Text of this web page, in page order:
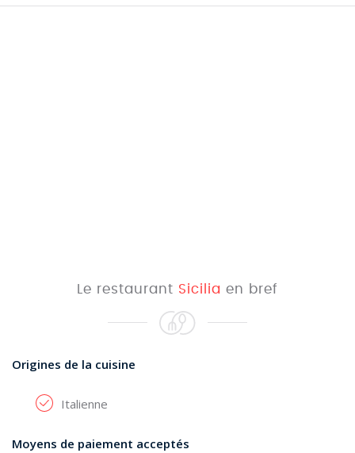
Le restaurant Sicilia en bref
Origines de la cuisine
Italienne
Moyens de paiement acceptés